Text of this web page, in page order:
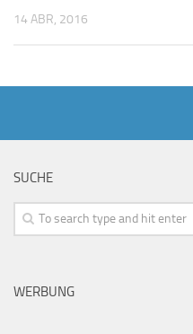
14 ABR, 2016
SUCHE
WERBUNG